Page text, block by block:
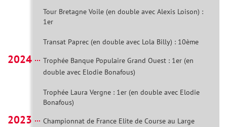
Tour Bretagne Voile (en double avec Alexis Loison) :
1er
Transat Paprec (en double avec Lola Billy) : 10ème
2024
Trophée Banque Populaire Grand Ouest : 1er (en
double avec Elodie Bonafous)
Trophée Laura Vergne : 1er (en double avec Elodie
Bonafous)
2023
Championnat de France Elite de Course au Large